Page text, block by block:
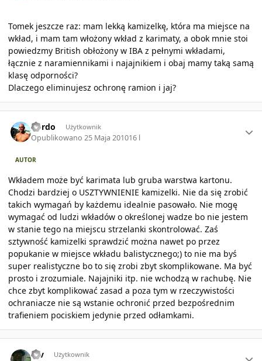
Tomek jeszcze raz: mam lekką kamizelkę, która ma miejsce na
wkład, i mam tam włożony wkład z karimaty, a obok mnie stoi
powiedzmy British obłożony w IBA z pełnymi wkładami,
łącznie z naramiennikami i najajnikiem i obaj mamy taką samą
klasę odporności?
Dlaczego eliminujesz ochronę ramion i jaj?
kordo Użytkownik
Opublikowano25 Maja 201016 l
AUTOR
Wkładem może być karimata lub gruba warstwa kartonu.
Chodzi bardziej o USZTYWNIENIE kamizelki. Nie da się zrobić
takich wymagań by każdemu idealnie pasowało. Nie mogę
wymagać od ludzi wkładów o określonej wadze bo nie jestem
w stanie tego na miejscu strzelanki skontrolować. Zaś
sztywność kamizelki sprawdzić można nawet po przez
popukanie w miejsce wkładu balistycznego;) to nie ma byś
super realistyczne bo to się zrobi zbyt skomplikowane. Ma być
prosto i zrozumiale. Najajniki itp. nie wchodzą w rachubę. Nie
chce zbyt komplikować zasad a poza tym w rzeczywistości
ochraniacze nie są wstanie ochronić przed bezpośrednim
trafieniem pociskiem jedynie przed odłamkami.
rav Użytkownik